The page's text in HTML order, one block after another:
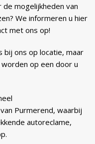
mogelijkheden van
We informeren u hier
met ons op!
bij ons op locatie, maar
op een door u
Purmerend, waarbij
autoreclame,